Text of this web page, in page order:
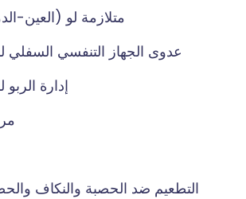
متلازمة لو (العين-
عدوى الجهاز التنفسي السفلي
إدارة
التطعيم ضد الحصبة والنكاف